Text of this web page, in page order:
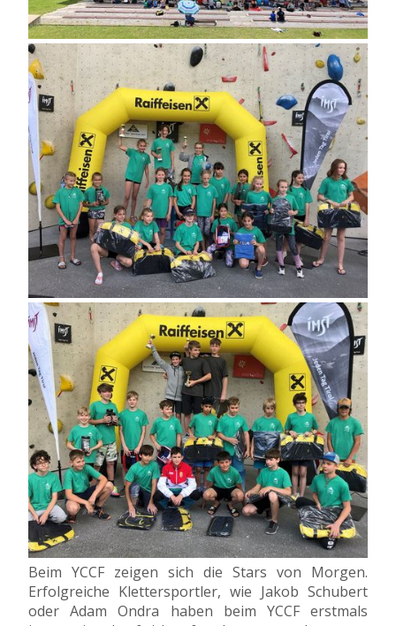
Beim YCCF zeigen sich die Stars von Morgen.
Erfolgreiche Klettersportler, wie Jakob Schubert
oder Adam Ondra haben beim YCCF erstmals